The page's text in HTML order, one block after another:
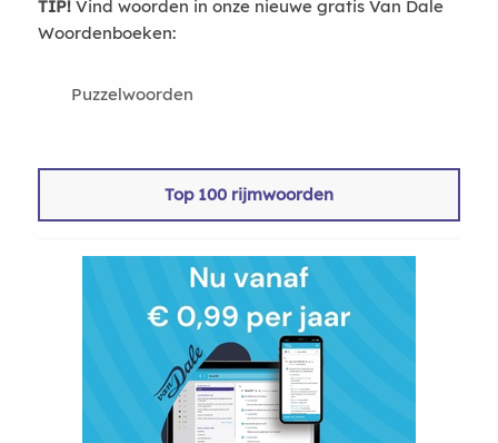
TIP!Vind woorden in onze nieuwe gratis Van Dale
Woordenboeken:
Puzzelwoorden
Top 100 rijmwoorden